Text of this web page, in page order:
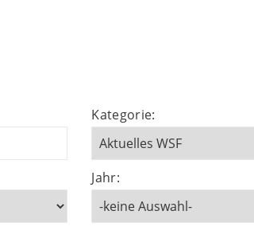
Kategorie:
Jahr: